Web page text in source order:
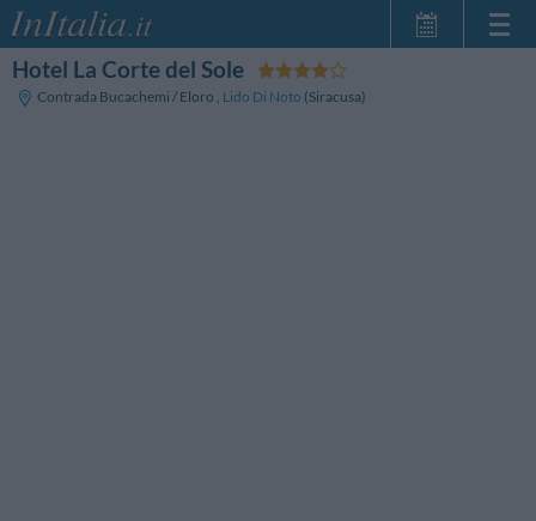
Hotel La Corte del Sole
Contrada Bucachemi / Eloro , Lido Di Noto (Siracusa)